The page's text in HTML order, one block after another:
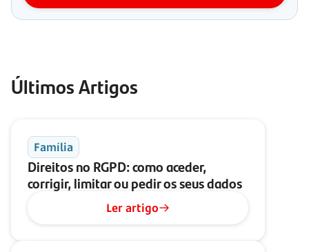
Últimos Artigos
Família
Direitos no RGPD: como aceder,
corrigir, limitar ou pedir os seus dados
Ler artigo